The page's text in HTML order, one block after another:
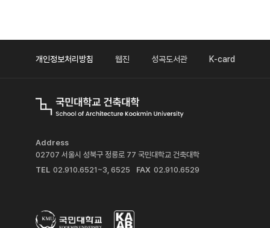
개인정보처리방침 웹진 성곡도서관 K-card
Address
02707 서울시 성북구 정릉로 77 국민대학교 건축대학
TEL 02.910.6521~3, 6525 FAX 02.910.6529